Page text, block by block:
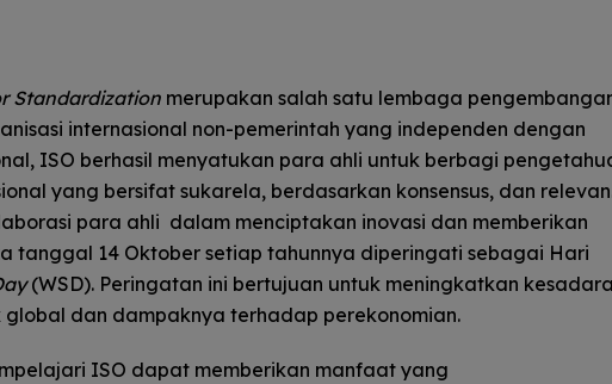
Standardization merupakan salah satu lembaga
internasional non-pemerintah yang independen dengan
ISO berhasil menyatukan para ahli untuk berbagi
yang bersifat sukarela, berdasarkan konsensus, dan
para ahli dalam menciptakan inovasi dan memberikan
tanggal 14 Oktober setiap tahunnya diperingati sebagai Hari
(WSD). Peringatan ini bertujuan untuk meningkatkan
dan dampaknya terhadap perekonomian.
ISO dapat memberikan manfaat yang